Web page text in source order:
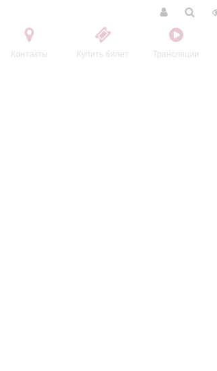
Контакты Купить билет Трансляции